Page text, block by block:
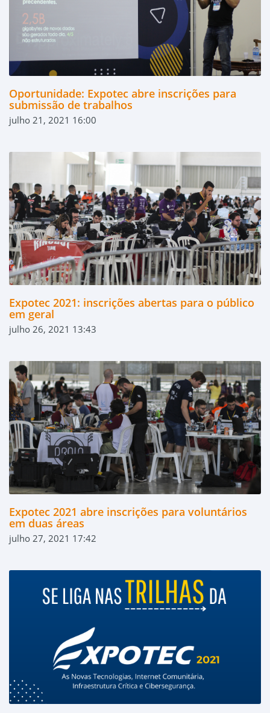
Oportunidade: Expotec abre inscrições para
submissão de trabalhos
julho 21, 2021 16:00
Expotec 2021: inscrições abertas para o público
em geral
julho 26, 2021 13:43
Expotec 2021 abre inscrições para voluntários
em duas áreas
julho 27, 2021 17:42